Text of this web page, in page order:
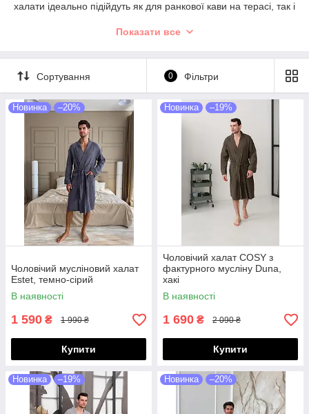
халати ідеально підійдуть як для ранкової кави на терасі, так і
Ми створюємо кожен халат з урахуванням сучасних потреб
забезпечує природну циркуляцію повітря й добре вбирає
вологу, тому халат можна носити навіть у спекотні дні або
після душу.
Показати все
Сортування 0 Фільтри
Новинка –20%
Чоловічий мусліновий халат
Estet, темно-сірий
В наявності
1 590 ₴ 1 990 ₴
Купити
Новинка –19%
Чоловічий халат COSY з
фактурного мусліну Duna,
хакі
В наявності
1 690 ₴ 2 090 ₴
Купити
Новинка –19% Новинка –20%